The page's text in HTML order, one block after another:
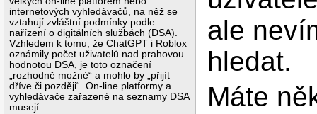
internetových vyhledávačů, na něž se
vztahují zvláštní podmínky podle
nařízení o digitálních službách (DSA).
Vzhledem k tomu, že ChatGPT i Roblox
oznámily počet uživatelů nad prahovou
hodnotou DSA, je toto označení
„rozhodně možné“ a mohlo by „přijít
dříve či později“. On-line platformy a
vyhledávače zařazené na seznamy DSA
musejí
ale
hledat.
Máte